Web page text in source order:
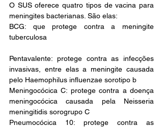
O SUS oferece quatro tipos de vacina para
meningites bacterianas. São elas:
BCG: que protege contra a meningite
tuberculosa
Pentavalente: protege contra as infecções
invasivas, entre elas a meningite causada
pelo Haemophilus influenzae sorotipo b
Meningocócica C: protege contra a doença
meningocócica causada pela Neisseria
meningitidis sorogrupo C
Pneumocócica 10: protege contra as